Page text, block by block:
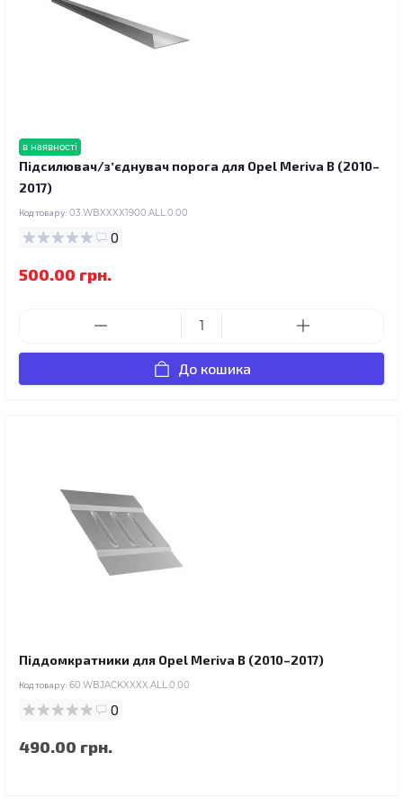
в наявності
Підсилювач/зʼєднувач порога для Opel Meriva B (2010–
2017)
Код товару: 03.WBXXXX1900.ALL.0.00
0
500.00 грн.
До кошика
Піддомкратники для Opel Meriva B (2010–2017)
Код товару: 60.WBJACKXXXX.ALL.0.00
0
490.00 грн.